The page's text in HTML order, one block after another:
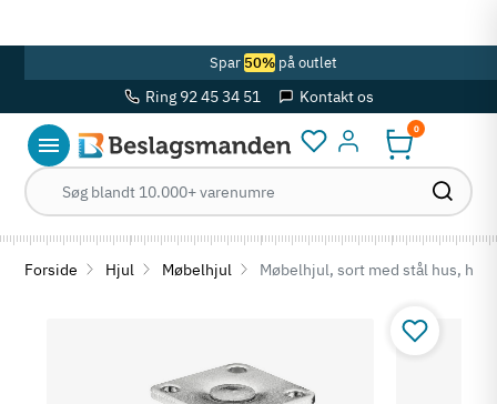
Spar 50%på outlet
Ring 92 45 34 51 Kontakt os
Log ind
0
Forside Hjul Møbelhjul Møbelhjul, sort med stål hus,